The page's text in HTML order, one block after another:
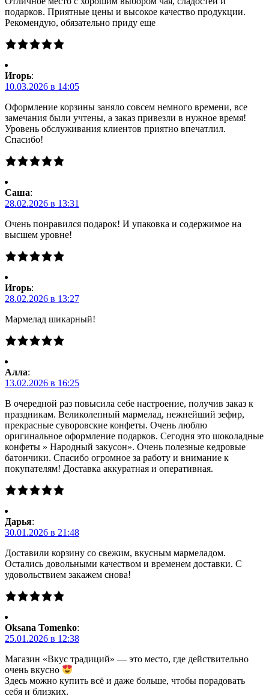
подарков. Приятные цены и высокое качество продукции.
Рекомендую, обязательно приду еще
Игорь:
10.03.2026 в 14:05
Оформление корзины заняло совсем немного времени, все
замечания были учтены, а заказ привезли в нужное время!
Уровень обслуживания клиентов приятно впечатлил.
Спасибо!
Саша:
28.02.2026 в 13:31
Очень понравился подарок! И упаковка и содержимое на
высшем уровне!
Игорь:
28.02.2026 в 13:27
Мармелад шикарный!
Алла:
13.02.2026 в 16:25
В очередной раз повысила себе настроение, получив заказ к
праздникам. Великолепный мармелад, нежнейший зефир,
прекрасные суворовские конфеты. Очень люблю
оригинальное оформление подарков. Сегодня это шоколадные
конфеты » Народный закусон». Очень полезные кедровые
батончики. Спасибо огромное за работу и внимание к
покупателям! Доставка аккуратная и оперативная.
Дарья:
30.01.2026 в 21:48
Доставили корзину со свежим, вкусным мармеладом.
Остались довольными качеством и временем доставки. С
удовольствием закажем снова!
Oksana Tomenko:
25.01.2026 в 12:38
Магазин «Вкус традиций» — это место, где действительно
очень вкусно
Здесь можно купить всё и даже больше, чтобы порадовать
себя и близких.